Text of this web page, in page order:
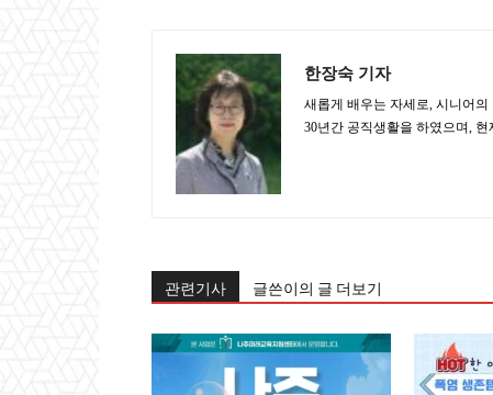
한장숙 기자
새롭게 배우는 자세로, 시니어
30년간 공직생활을 하였으며,
관련기사 글쓴이의 글 더보기